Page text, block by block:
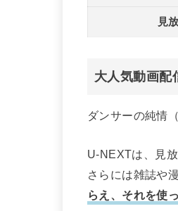
見
大人気動画配
ダンサーの純情
U-NEXTは、見
さらには雑誌や
らえ、それを使